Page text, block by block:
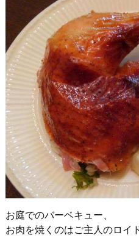
お庭でのバーベキュー、
お肉を焼くのはご主人のロイ